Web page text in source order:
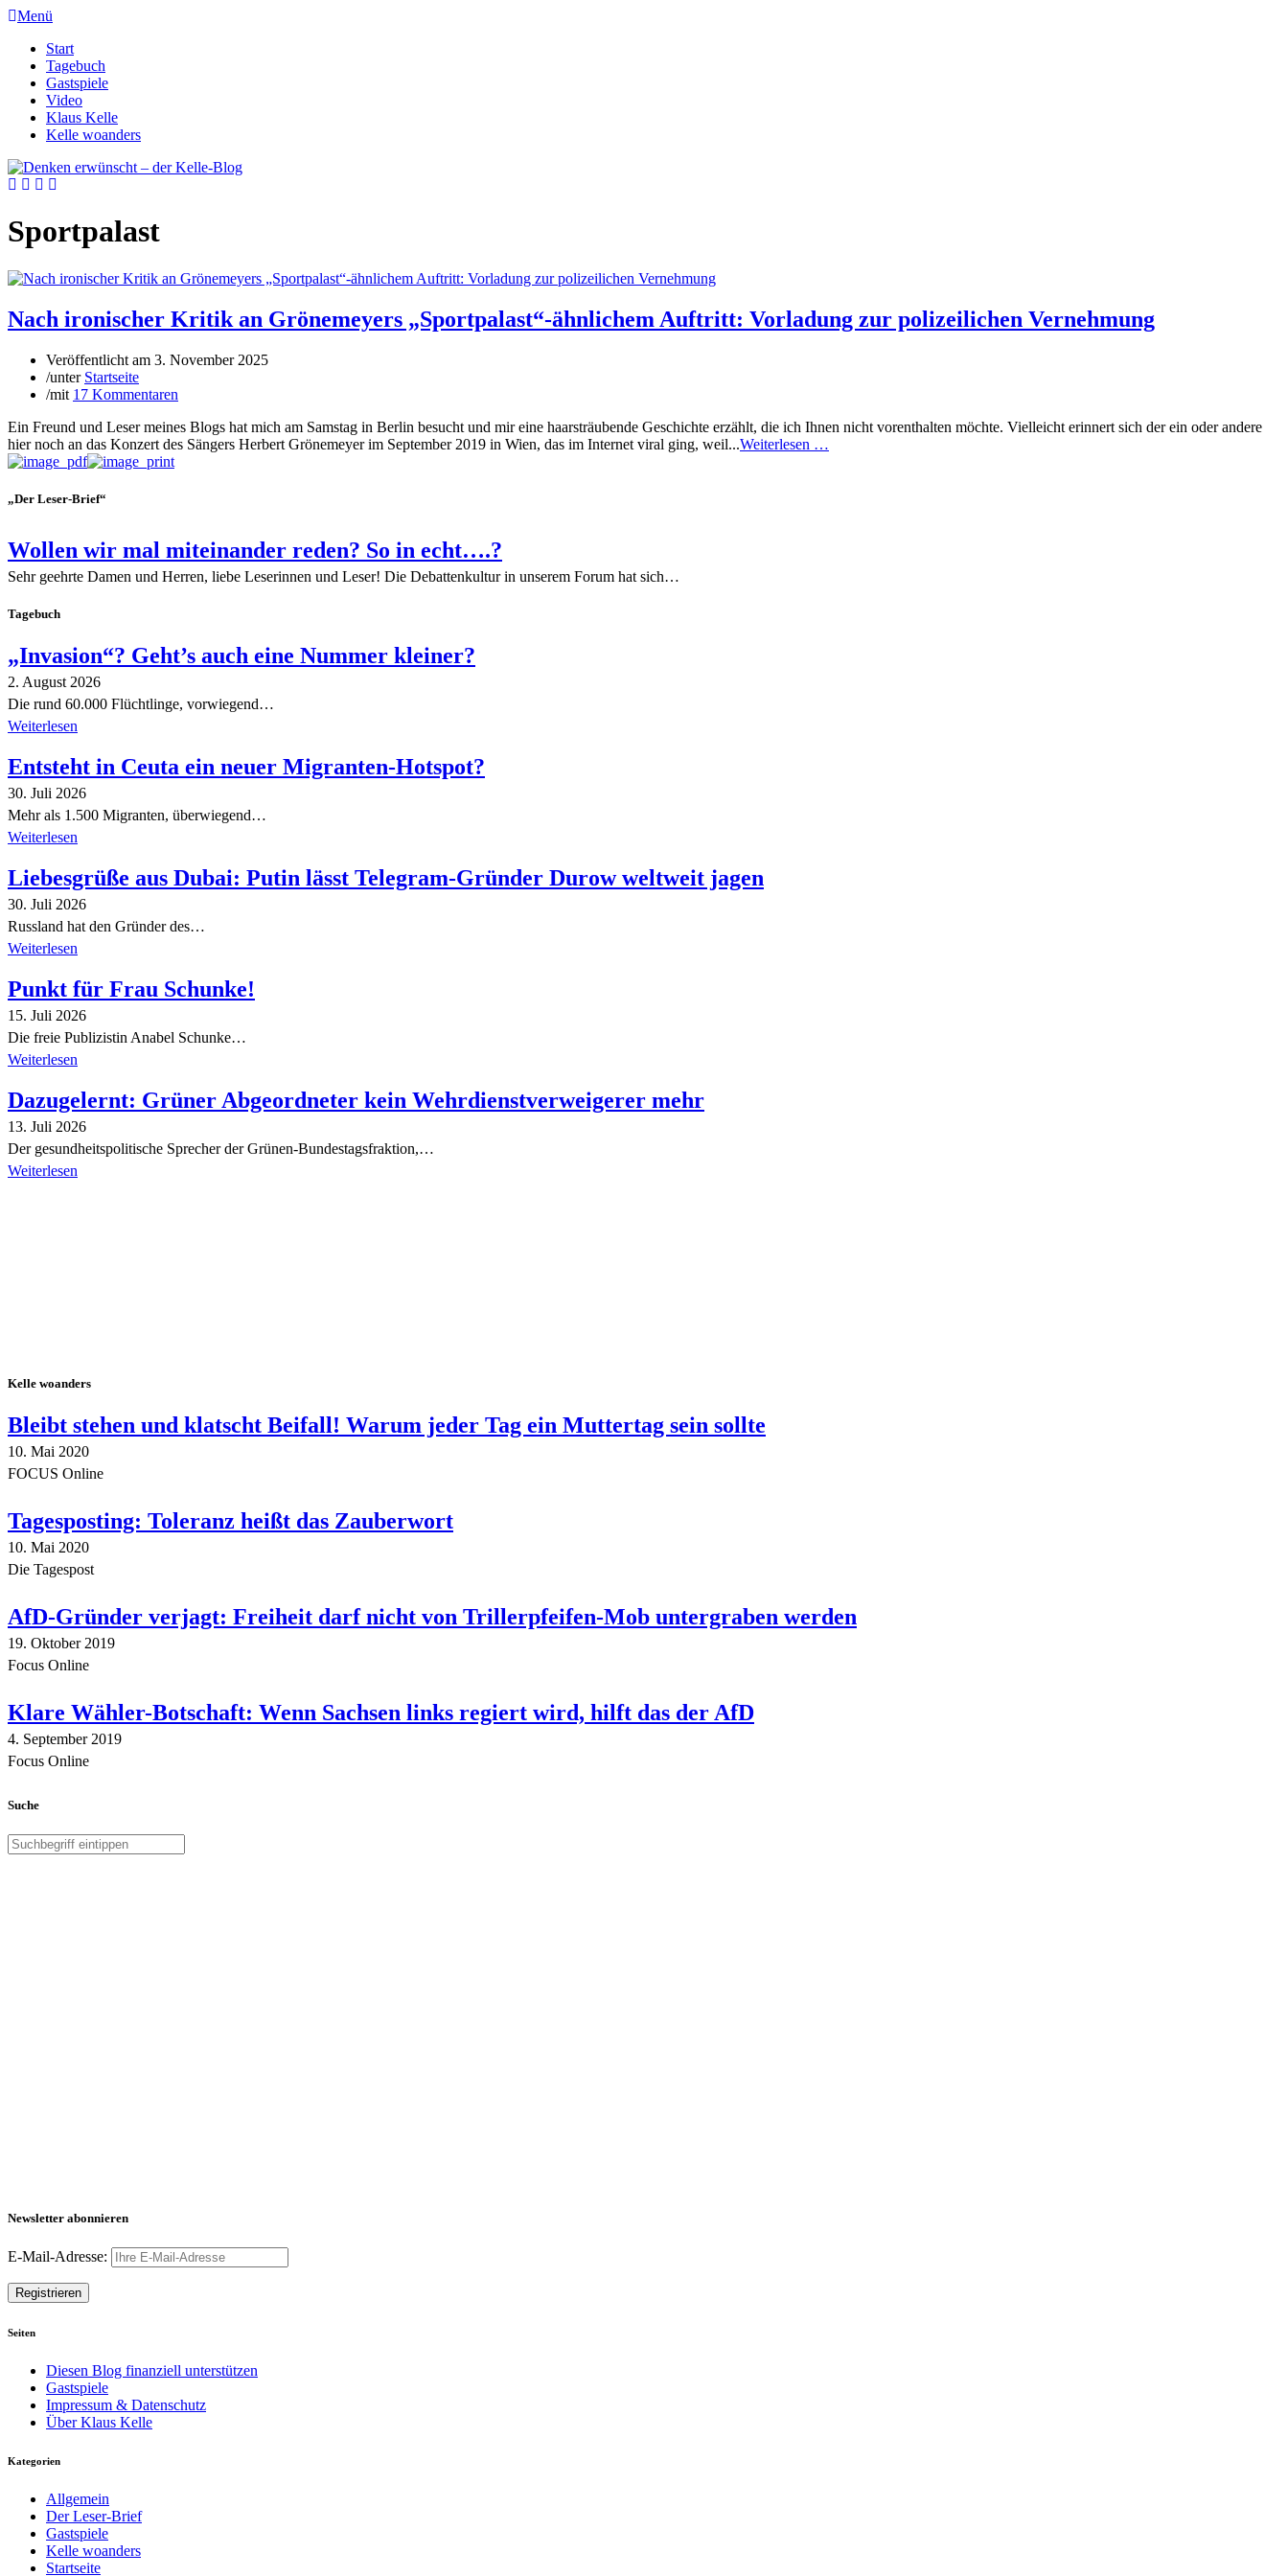
Menü
Start
Tagebuch
Gastspiele
Video
Klaus Kelle
Kelle woanders
Sportpalast
Nach ironischer Kritik an Grönemeyers „Sportpalast“-ähnlichem Auftritt: Vorladung zur polizeilichen Vernehmung
Veröffentlicht am 3. November 2025
/unter Startseite
/mit 17 Kommentaren
Ein Freund und Leser meines Blogs hat mich am Samstag in Berlin besucht und mir eine haarsträubende Geschichte erzählt, die ich Ihnen nicht vorenthalten möchte. Vielleicht erinnert sich der ein oder andere
hier noch an das Konzert des Sängers Herbert Grönemeyer im September 2019 in Wien, das im Internet viral ging, weil...Weiterlesen …
„Der Leser-Brief“
Wollen wir mal miteinander reden? So in echt….?
Sehr geehrte Damen und Herren, liebe Leserinnen und Leser! Die Debattenkultur in unserem Forum hat sich…
Tagebuch
„Invasion“? Geht’s auch eine Nummer kleiner?
2. August 2026
Die rund 60.000 Flüchtlinge, vorwiegend…
Weiterlesen
Entsteht in Ceuta ein neuer Migranten-Hotspot?
30. Juli 2026
Mehr als 1.500 Migranten, überwiegend…
Weiterlesen
Liebesgrüße aus Dubai: Putin lässt Telegram-Gründer Durow weltweit jagen
30. Juli 2026
Russland hat den Gründer des…
Weiterlesen
Punkt für Frau Schunke!
15. Juli 2026
Die freie Publizistin Anabel Schunke…
Weiterlesen
Dazugelernt: Grüner Abgeordneter kein Wehrdienstverweigerer mehr
13. Juli 2026
Der gesundheitspolitische Sprecher der Grünen-Bundestagsfraktion,…
Weiterlesen
Kelle woanders
Bleibt stehen und klatscht Beifall! Warum jeder Tag ein Muttertag sein sollte
10. Mai 2020
FOCUS Online
Tagesposting: Toleranz heißt das Zauberwort
10. Mai 2020
Die Tagespost
AfD-Gründer verjagt: Freiheit darf nicht von Trillerpfeifen-Mob untergraben werden
19. Oktober 2019
Focus Online
Klare Wähler-Botschaft: Wenn Sachsen links regiert wird, hilft das der AfD
4. September 2019
Focus Online
Suche
Newsletter abonnieren
E-Mail-Adresse:
Seiten
Diesen Blog finanziell unterstützen
Gastspiele
Impressum & Datenschutz
Über Klaus Kelle
Kategorien
Allgemein
Der Leser-Brief
Gastspiele
Kelle woanders
Startseite